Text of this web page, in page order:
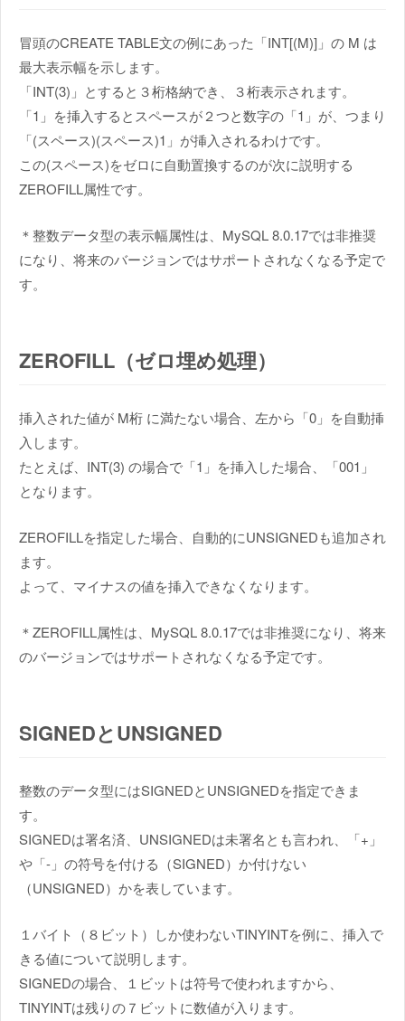
冒頭のCREATE TABLE文の例にあった「INT[(M)]」の M は
最大表示幅を示します。
「INT(3)」とすると３桁格納でき、３桁表示されます。
「1」を挿入するとスペースが２つと数字の「1」が、つまり
「(スペース)(スペース)1」が挿入されるわけです。
この(スペース)をゼロに自動置換するのが次に説明する
ZEROFILL属性です。
＊整数データ型の表示幅属性は、MySQL 8.0.17では非推奨
になり、将来のバージョンではサポートされなくなる予定で
す。
ZEROFILL（ゼロ埋め処理）
挿入された値が M桁 に満たない場合、左から「0」を自動挿
入します。
たとえば、INT(3) の場合で「1」を挿入した場合、「001」
となります。
ZEROFILLを指定した場合、自動的にUNSIGNEDも追加され
ます。
よって、マイナスの値を挿入できなくなります。
＊ZEROFILL属性は、MySQL 8.0.17では非推奨になり、将来
のバージョンではサポートされなくなる予定です。
SIGNEDとUNSIGNED
整数のデータ型にはSIGNEDとUNSIGNEDを指定できま
す。
SIGNEDは署名済、UNSIGNEDは未署名とも言われ、「+」
や「-」の符号を付ける（SIGNED）か付けない
（UNSIGNED）かを表しています。
１バイト（８ビット）しか使わないTINYINTを例に、挿入で
きる値について説明します。
SIGNEDの場合、１ビットは符号で使われますから、
TINYINTは残りの７ビットに数値が入ります。